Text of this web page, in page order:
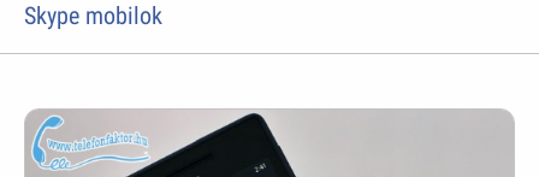
Skype mobilok